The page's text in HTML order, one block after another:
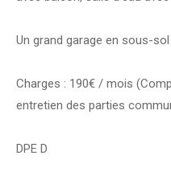
Un grand garage en sous-
Charges : 190€ / mois
entretien des parties
DPE D